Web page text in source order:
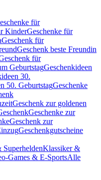
für
KinderGeschenke für
Geschenk für
Geschenk beste Freundin
für
GeburtstagGeschenkideen
30.
50. GeburtstagGeschenke
Geschenk zur goldenen
Geschenke zur
Geschenk zur
Geschenkgutscheine
SuperheldenKlassiker &
Games & E-SportsAlle